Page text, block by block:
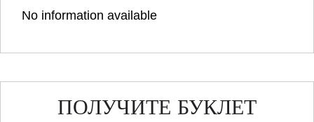
No information available
ПОЛУЧИТЕ БУКЛЕТ